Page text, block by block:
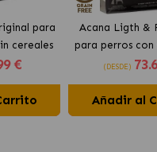
para
cereales
€
Acana Ligth &
para perros con
con pollo
(DESDE) 73
Añadir al